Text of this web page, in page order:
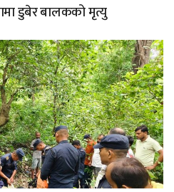
डुबेर बालकको मृत्यु